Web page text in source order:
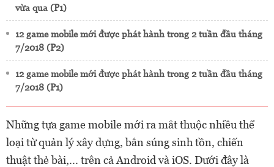
vừa qua (P1)
12 game mobile mới được phát hành trong 2 tuần đầu tháng
7/2018 (P2)
12 game mobile mới được phát hành trong 2 tuần đầu tháng
7/2018 (P1)
Những tựa game mobile mới ra mắt thuộc nhiều thể
loại từ quản lý xây dựng, bắn súng sinh tồn, chiến
thuật thẻ bài,... trên cả Android và iOS. Dưới đây là